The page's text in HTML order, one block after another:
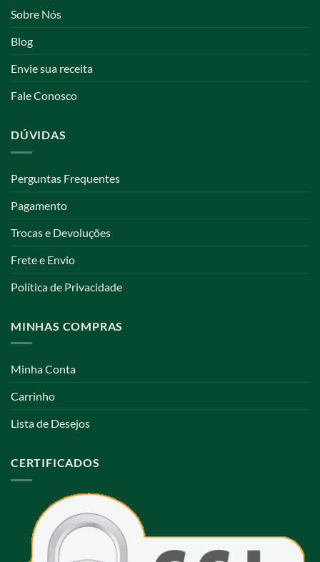
Sobre Nós
Blog
Envie sua receita
Fale Conosco
DÚVIDAS
Perguntas Frequentes
Pagamento
Trocas e Devoluções
Frete e Envio
Política de Privacidade
MINHAS COMPRAS
Minha Conta
Carrinho
Lista de Desejos
CERTIFICADOS